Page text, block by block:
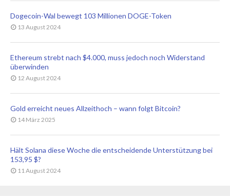
Dogecoin-Wal bewegt 103 Millionen DOGE-Token
13 August 2024
Ethereum strebt nach $4.000, muss jedoch noch Widerstand
überwinden
12 August 2024
Gold erreicht neues Allzeithoch – wann folgt Bitcoin?
14 März 2025
Hält Solana diese Woche die entscheidende Unterstützung bei
153,95 $?
11 August 2024